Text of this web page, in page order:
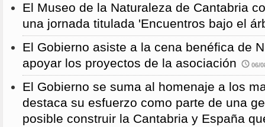
El Museo de la Naturaleza de Cantabria
una jornada titulada 'Encuentros bajo el
El Gobierno asiste a la cena benéfica de
apoyar los proyectos de la asociación
06/
El Gobierno se suma al homenaje a los
destaca su esfuerzo como parte de una
posible construir la Cantabria y España